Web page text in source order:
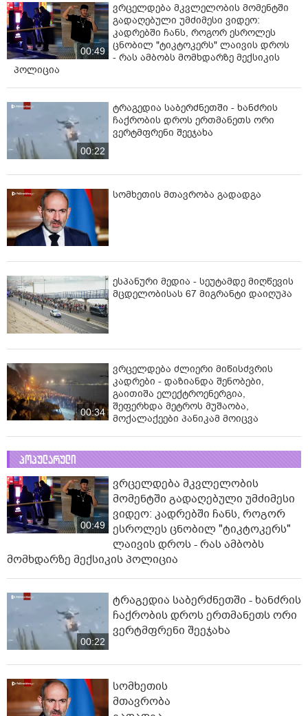
00:49
ვრცელდება მკვლელობის მომენტში
გადაღებული უმძიმესი ვიდეო:
კადრებში ჩანს, როგორ ესროლეს
ცნობილ "ტიკტოკერს" ლაივის დროს
- რას ამბობს მომხდარზე მექსიკის
პოლიცია
00:22
ტრაგედია საბერძნეთში - ხანძრის
ჩაქრობის დროს ერთმანეთს ორი
ვერტმფრენი შეეჯახა
სომხეთის მთავრობა გადადგა
ესპანური მედია - სეუტამდე მიღწევის
მცდელობისას 67 მიგრანტი დაიღუპა
00:34
ვრცელდება ძლიერი მიწისძვრის
კადრები - დაზიანდა შენობები,
გაითიშა ელექტროენერგია,
შეფერხდა მეტროს მუშაობა,
მოქალაქეები პანიკამ მოიცვა
პოპულარული
00:49
ვრცელდება მკვლელობის
მომენტში გადაღებული უმძიმესი
ვიდეო: კადრებში ჩანს, როგორ
ესროლეს ცნობილ "ტიკტოკერს"
ლაივის დროს - რას ამბობს
მომხდარზე მექსიკის პოლიცია
00:22
ტრაგედია საბერძნეთში - ხანძრის
ჩაქრობის დროს ერთმანეთს ორი
ვერტმფრენი შეეჯახა
სომხეთის
მთავრობა